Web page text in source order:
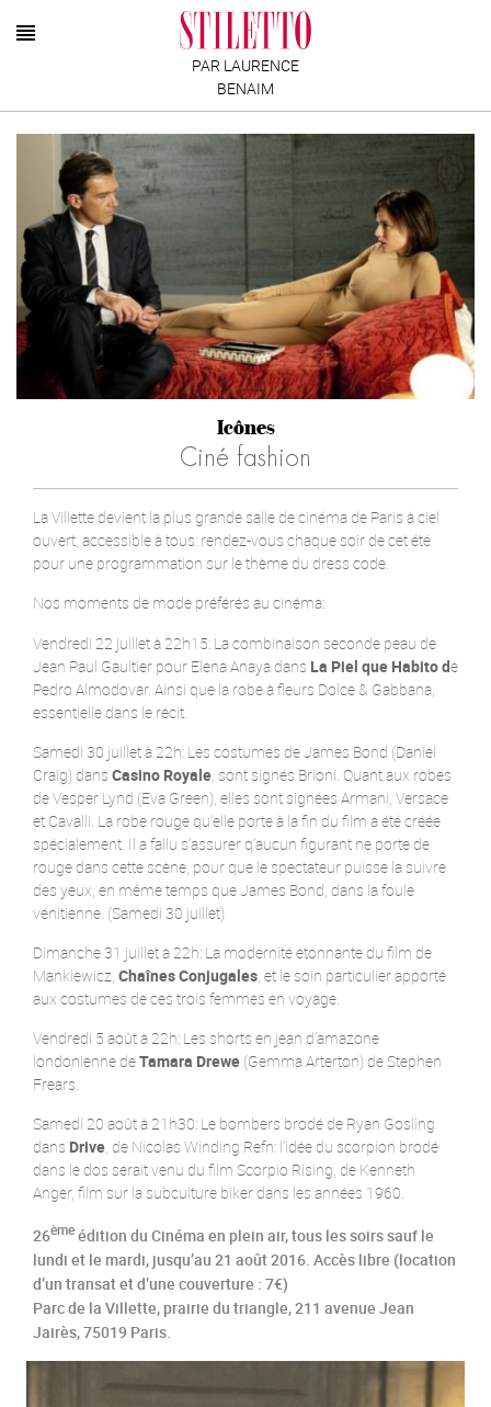
PAR LAURENCE
BENAIM
Icônes
Ciné fashion
La Villette devient la plus grande salle de cinéma de Paris à ciel
ouvert, accessible à tous: rendez-vous chaque soir de cet été
pour une programmation sur le thème du dress code.
Nos moments de mode préférés au cinéma:
Vendredi 22 juillet à 22h15: La combinaison seconde peau de
Jean Paul Gaultier pour Elena Anaya dans La Piel que Habito de
Pedro Almodovar. Ainsi que la robe à fleurs Dolce & Gabbana,
essentielle dans le récit.
Samedi 30 juillet à 22h: Les costumes de James Bond (Daniel
Craig) dans Casino Royale, sont signés Brioni. Quant aux robes
de Vesper Lynd (Eva Green), elles sont signées Armani, Versace
et Cavalli. La robe rouge qu’elle porte à la fin du film a été créée
spécialement. Il a fallu s’assurer q’aucun figurant ne porte de
rouge dans cette scène, pour que le spectateur puisse la suivre
des yeux, en même temps que James Bond, dans la foule
vénitienne. (Samedi 30 juillet)
Dimanche 31 juillet à 22h: La modernité étonnante du film de
Mankiewicz, Chaînes Conjugales, et le soin particulier apporté
aux costumes de ces trois femmes en voyage.
Vendredi 5 août à 22h: Les shorts en jean d’amazone
londonienne deTamara Drewe (Gemma Arterton) de Stephen
Frears.
Samedi 20 août à 21h30: Le bombers brodé de Ryan Gosling
dans Drive, de Nicolas Winding Refn: l’idée du scorpion brodé
dans le dos serait venu du film Scorpio Rising, de Kenneth
Anger, film sur la subculture biker dans les années 1960.
26ème édition du Cinéma en plein air, tous les soirs sauf le
lundi et le mardi, jusqu’au 21 août 2016. Accès libre (location
d’un transat et d’une couverture : 7€)
Parc de la Villette, prairie du triangle, 211 avenue Jean
Jairès, 75019 Paris.